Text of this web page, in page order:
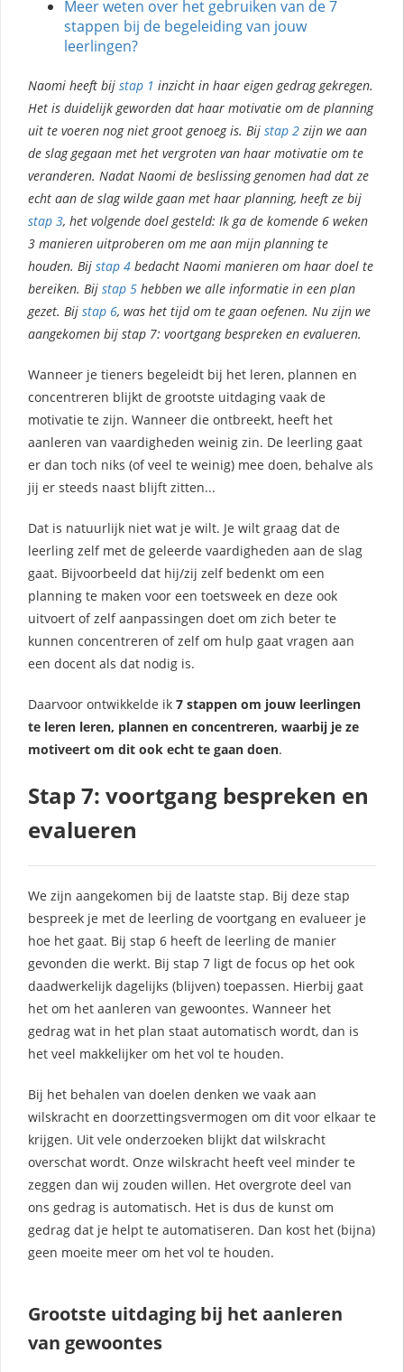
Meer weten over het gebruiken van de 7
stappen bij de begeleiding van jouw
leerlingen?
Naomi heeft bij stap 1 inzicht in haar eigen gedrag gekregen.
Het is duidelijk geworden dat haar motivatie om de planning
uit te voeren nog niet groot genoeg is. Bij stap 2 zijn we aan
de slag gegaan met het vergroten van haar motivatie om te
veranderen. Nadat Naomi de beslissing genomen had dat ze
echt aan de slag wilde gaan met haar planning, heeft ze bij
stap 3, het volgende doel gesteld: Ik ga de komende 6 weken
3 manieren uitproberen om me aan mijn planning te
houden. Bij stap 4 bedacht Naomi manieren om haar doel te
bereiken. Bij stap 5 hebben we alle informatie in een plan
gezet. Bij stap 6, was het tijd om te gaan oefenen. Nu zijn we
aangekomen bij stap 7: voortgang bespreken en evalueren.
Wanneer je tieners begeleidt bij het leren, plannen en
concentreren blijkt de grootste uitdaging vaak de
motivatie te zijn. Wanneer die ontbreekt, heeft het
aanleren van vaardigheden weinig zin. De leerling gaat
er dan toch niks (of veel te weinig) mee doen, behalve als
jij er steeds naast blijft zitten...
Dat is natuurlijk niet wat je wilt. Je wilt graag dat de
leerling zelf met de geleerde vaardigheden aan de slag
gaat. Bijvoorbeeld dat hij/zij zelf bedenkt om een
planning te maken voor een toetsweek en deze ook
uitvoert of zelf aanpassingen doet om zich beter te
kunnen concentreren of zelf om hulp gaat vragen aan
een docent als dat nodig is.
Daarvoor ontwikkelde ik 7 stappen om jouw leerlingen
te leren leren, plannen en concentreren, waarbij je ze
motiveert om dit ook echt te gaan doen.
Stap 7: voortgang bespreken en
evalueren
We zijn aangekomen bij de laatste stap. Bij deze stap
bespreek je met de leerling de voortgang en evalueer je
hoe het gaat. Bij stap 6 heeft de leerling de manier
gevonden die werkt. Bij stap 7 ligt de focus op het ook
daadwerkelijk dagelijks (blijven) toepassen. Hierbij gaat
het om het aanleren van gewoontes. Wanneer het
gedrag wat in het plan staat automatisch wordt, dan is
het veel makkelijker om het vol te houden.
Bij het behalen van doelen denken we vaak aan
wilskracht en doorzettingsvermogen om dit voor elkaar te
krijgen. Uit vele onderzoeken blijkt dat wilskracht
overschat wordt. Onze wilskracht heeft veel minder te
zeggen dan wij zouden willen. Het overgrote deel van
ons gedrag is automatisch. Het is dus de kunst om
gedrag dat je helpt te automatiseren. Dan kost het (bijna)
geen moeite meer om het vol te houden.
Grootste uitdaging bij het aanleren
van gewoontes